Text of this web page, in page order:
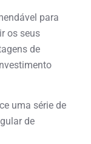
para
os seus
de
uma série de
de